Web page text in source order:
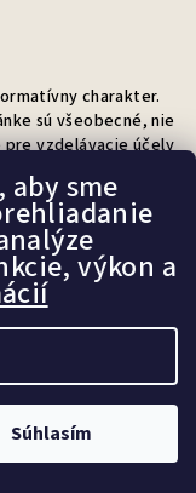
aby sme
výkon a
Súhlasím
charakter.
sú všeobecné, nie
pre vzdelávacie účely
životný štýl.
odporúčania lekára
nie sú určené na
V prípade
začnete užívať